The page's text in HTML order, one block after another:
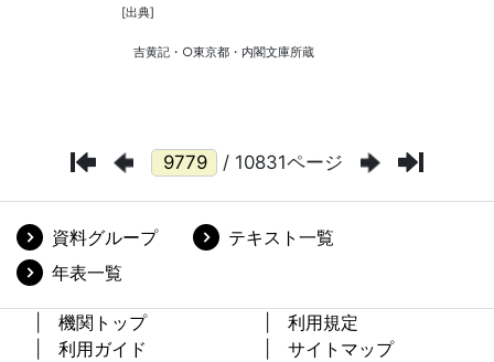
/ 10831ページ
資料グループ
テキスト一覧
年表一覧
機関トップ
利用規定
利用ガイド
サイトマップ